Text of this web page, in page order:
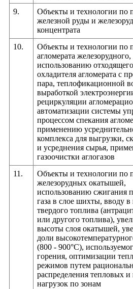
9.
Объекты и технологии по
железной руды и
концентрата
10.
Объекты и технологии по
агломерата железорудного,
использованию
охладителя агломерата с
пара, теплофикационной
выработкой
рециркуляции
автоматизации системы
процессом спекания
применению
комплекса для выгрузки,
и усреднения сырья,
газоочистки аглогазов
11.
Объекты и технологии по
железорудных окатышей,
использованию сжигания
газа в слое шихты, вводу
твердого топлива
или другого топлива),
высоты слоя окатышей,
доли
(800 - 900°С),
горения, оптимизации
режимов путем
распределения тепловых и
нагрузок по зонам